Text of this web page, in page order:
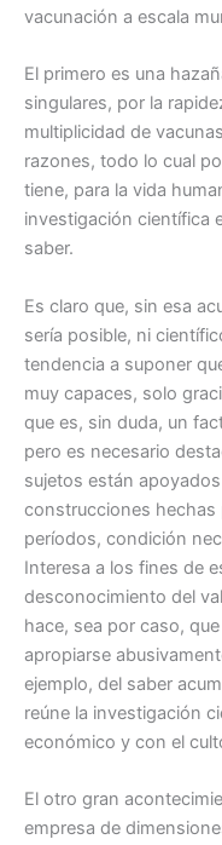
vacunación a escala
El primero es una
singulares, por la
multiplicidad de
razones, todo lo cual
tiene, para la vida
investigación científica
saber.
Es claro que, sin esa
sería posible, ni
tendencia a suponer
muy capaces, solo
que es, sin duda, un
pero es necesario
sujetos están
construcciones hechas
períodos, condición
Interesa a los fines de
desconocimiento del
hace, sea por caso,
apropiarse
ejemplo, del saber
reúne la investigación
económico y con el
El otro gran
empresa de